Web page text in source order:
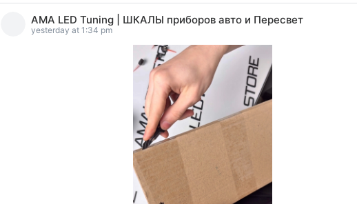
AMA LED Tuning | ШКАЛЫ приборов авто и Пересвет
yesterday at 1:34 pm